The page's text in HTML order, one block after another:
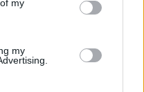
my
my
tutti gli oggetti
tutti i luoghi